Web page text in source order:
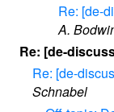
Re: [de-
A.
Re: [de-
Re: [de-
Schnabel